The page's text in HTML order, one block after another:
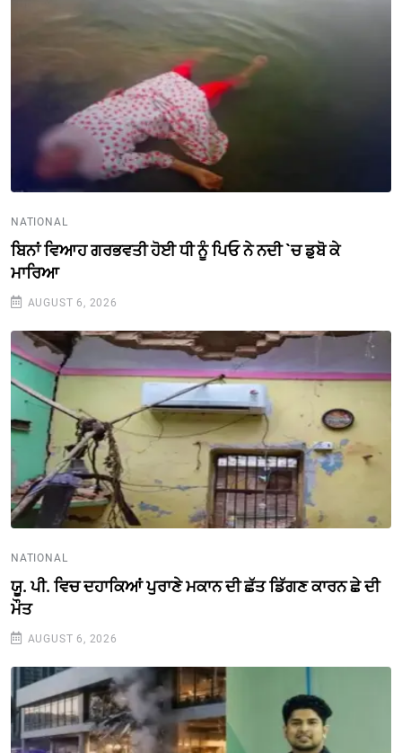
NATIONAL
ਬਿਨਾਂ ਵਿਆਹ ਗਰਭਵਤੀ ਹੋਈ ਧੀ ਨੂੰ ਪਿਓ ਨੇ ਨਦੀ `ਚ ਡੁਬੋ ਕੇ
ਮਾਰਿਆ
AUGUST 6, 2026
NATIONAL
ਯੂ. ਪੀ. ਵਿਚ ਦਹਾਕਿਆਂ ਪੁਰਾਣੇ ਮਕਾਨ ਦੀ ਛੱਤ ਡਿੱਗਣ ਕਾਰਨ ਛੇ ਦੀ
ਮੌਤ
AUGUST 6, 2026